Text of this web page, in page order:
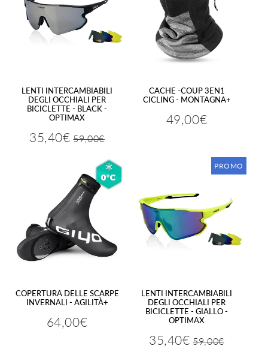
LENTI INTERCAMBIABILI
DEGLI OCCHIALI PER
BICICLETTE - BLACK -
OPTIMAX
Prezzo
35,40€ 35,40€
Prezzo
59,00€59,00€
CACHE -COUP 3EN1
CICLING - MONTAGNA+
Prezzo
49,00€
COPERTURA DELLE SCARPE
INVERNALI - AGILITÀ+
Prezzo
64,00€
PROMO
LENTI INTERCAMBIABILI
DEGLI OCCHIALI PER
BICICLETTE - GIALLO -
OPTIMAX
Prezzo
35,40€ 35,40€
Prezzo
59,00€59,00€